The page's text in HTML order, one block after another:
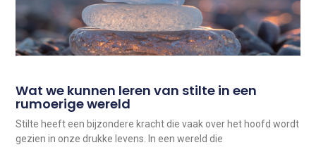
Wat we kunnen leren van stilte in een
rumoerige wereld
Stilte heeft een bijzondere kracht die vaak over het hoofd wordt
gezien in onze drukke levens. In een wereld die